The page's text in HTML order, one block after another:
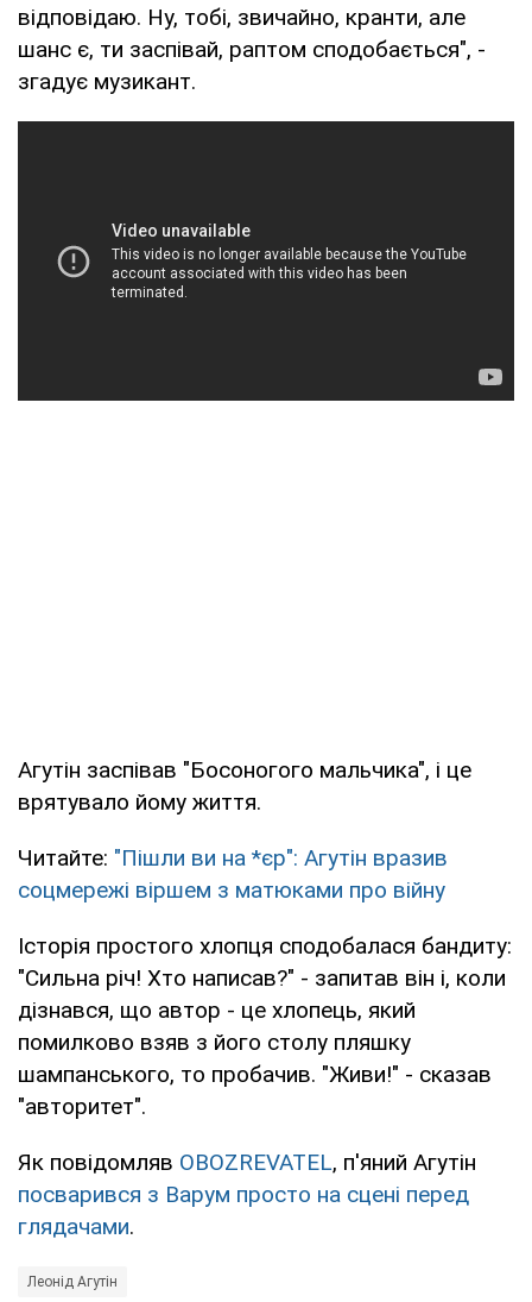
відповідаю. Ну, тобі, звичайно, кранти, але
шанс є, ти заспівай, раптом сподобається", -
згадує музикант.
Агутін заспівав "Босоногого мальчика", і це
врятувало йому життя.
Читайте: "Пішли ви на *єр": Агутін вразив
соцмережі віршем з матюками про війну
Історія простого хлопця сподобалася бандиту:
"Сильна річ! Хто написав?" - запитав він і, коли
дізнався, що автор - це хлопець, який
помилково взяв з його столу пляшку
шампанського, то пробачив. "Живи!" - сказав
"авторитет".
Як повідомляв OBOZREVATEL, п'яний Агутін
посварився з Варум просто на сцені перед
глядачами.
Леонід Агутін